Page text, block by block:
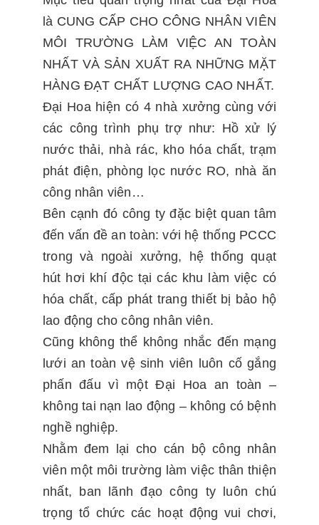
là CUNG CẤP CHO CÔNG NHÂN VIÊN
MÔI TRƯỜNG LÀM VIỆC AN TOÀN
NHẤT VÀ SẢN XUẤT RA NHỮNG MẶT
HÀNG ĐẠT CHẤT LƯỢNG CAO NHẤT.
Đại Hoa hiện có 4 nhà xưởng cùng với
các công trình phụ trợ như: Hồ xử lý
nước thải, nhà rác, kho hóa chất, trạm
phát điện, phòng lọc nước RO, nhà ăn
công nhân viên…
Bên cạnh đó công ty đặc biệt quan tâm
đến vấn đề an toàn: với hệ thống PCCC
trong và ngoài xưởng, hệ thống quạt
hút hơi khí độc tại các khu làm việc có
hóa chất, cấp phát trang thiết bị bảo hộ
lao động cho công nhân viên.
Cũng không thể không nhắc đến mạng
lưới an toàn vệ sinh viên luôn cố gắng
phấn đấu vì một Đại Hoa an toàn –
không tai nạn lao động – không có bệnh
nghề nghiệp.
Nhằm đem lại cho cán bộ công nhân
viên một môi trường làm việc thân thiện
nhất, ban lãnh đạo công ty luôn chú
trọng tổ chức các hoạt động vui chơi,